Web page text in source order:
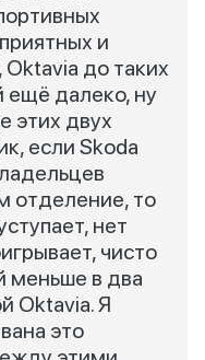
и
до таких
ещё далеко, ну
этих двух
если Skoda
отделение, то
нет
чисто
меньше в два
Oktavia. Я
это